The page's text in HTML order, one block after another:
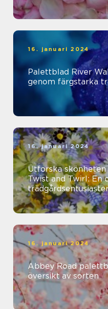
16. januari 2024
Palettblad River
genom färgstarka
16. januari 2024
Utforska
Twist and Twirl: En
16. januari 2024
Abbey Road
översikt av sorten